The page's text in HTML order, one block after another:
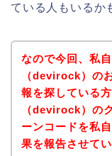
ている人もいるか
なので今回、私
（devirock）の
報を探している
（devirock）の
ーンコードを私
果を報告させてい